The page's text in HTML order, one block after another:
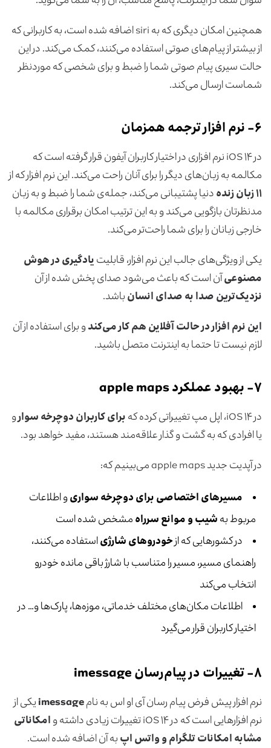
همچنین امکان دیگری که به siri اضافه شده است، به کاربرانی که
از بیشتر از پیام‌های صوتی استفاده می‌کنند، کمک می‌کند. در این
حالت سیری پیام صوتی شما را ضبط و برای شخصی که موردنظر
شماست ارسال می‌کند.
۶- نرم افزار ترجمه همزمان
در iOS ۱۴ نرم افزاری در اختیار کاربران آیفون قرار گرفته است که
مکالمه به زبان‌های دیگر را برای آنان راحت می‌کند. این نرم افزار که از
۱۱ زبان زنده
دنیا پشتیبانی می‌کند، جمله‌ی شما را ضبط و به زبان
مدنظرتان بازگویی می‌کند و به این ترتیب امکان برقراری مکالمه با
خارجی زبانان را برای شما راحت‌تر می‌کند.
یکی از ویژگی‌های جالب این نرم افزار، قابلیتیادگیری در هوش
مصنوعیآن است که باعث می‌شود صدای پخش شده از آن
نزدیک‌ترین صدا به صدای انسانباشد.
این نرم افزار در حالت آفلاین هم کار می‌کندو برای استفاده از آن
لازم نیست تا حتما به اینترنت متصل باشید.
۷- بهبود عملکرد apple maps
در iOS ۱۴، اپل مپ تغییراتی کرده که برای کاربران دوچرخه سوارو
یا افرادی که به گشت و گذار علاقه‌مند هستند، مفید خواهد بود.
در آپدیت جدید apple maps می‌بینیم که:
مسیرهای اختصاصی برای دوچرخه سواریو اطلاعات
مربوط بهشیب و موانع سرراهمشخص شده است
در کشورهایی که ازخودروهای شارژیاستفاده می‌کنند،
راهنمای مسیر، مسیر را متناسب با شارژ باقی مانده خودرو
انتخاب می‌کند
اطلاعات مکان‌های مختلف خدماتی، موزه‌ها، پارک‌ها و… در
اختیار کاربران قرار می‌گیرد
۸- تغییرات در پیام‌رسان imessage
نرم افزار پیش فرض پیام رسان آی او اس به نامimessageیکی از
نرم افزارهایی است که در iOS ۱۴ تغییرات زیادی داشته و
امکاناتی
مشابه امکانات تلگرام و واتس اپبه آن اضافه شده است.